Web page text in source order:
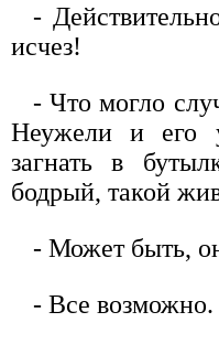
-
исчез!
- Что могло
Неужели и его
загнать в
бодрый, такой
- Может быть,
- Все возможно.